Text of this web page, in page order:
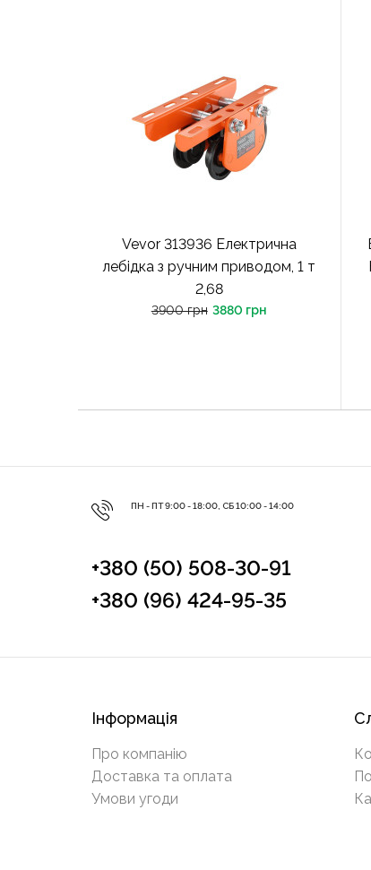
Vevor 313936 Електрична
лебідка з ручним приводом, 1 т
2,68
3900 грн 3880 грн
ПН - ПТ 9:00 - 18:00, СБ 10:00 - 14:00
+380 (50) 508-30-91
+380 (96) 424-95-35
Інформація
Про компанію
Доставка та оплата
Умови угоди